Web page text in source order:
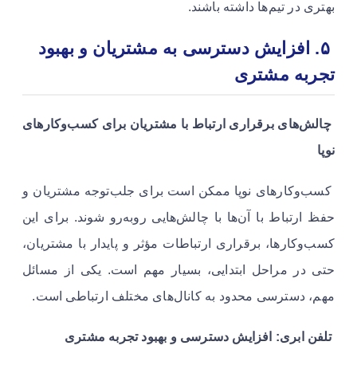
بهتری در تیم‌ها داشته باشند.
۵. افزایش دسترسی به مشتریان و بهبود
تجربه مشتری
چالش‌های برقراری ارتباط با مشتریان برای کسب‌وکارهای
نوپا
کسب‌وکارهای نوپا ممکن است برای جلب‌توجه مشتریان و
حفظ ارتباط با آن‌ها با چالش‌هایی روبه‌رو شوند. برای این
کسب‌وکارها، برقراری ارتباطات مؤثر و پایدار با مشتریان،
حتی در مراحل ابتدایی، بسیار مهم است. یکی از مسائل
مهم، دسترسی محدود به کانال‌های مختلف ارتباطی است.
تلفن ابری: افزایش دسترسی و بهبود تجربه مشتری